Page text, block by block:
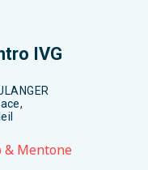
IVG
& Mentone